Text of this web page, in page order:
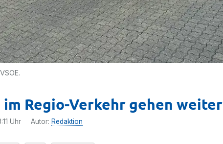
Regio-Verkehr gehen weiter
Uhr Autor: Redaktion